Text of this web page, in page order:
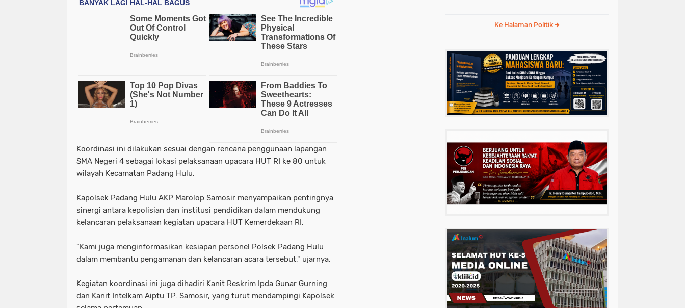
Koordinasi ini dilakukan sesuai dengan rencana penggunaan lapangan
SMA Negeri 4 sebagai lokasi pelaksanaan upacara HUT RI ke 80 untuk
wilayah Kecamatan Padang Hulu.
Kapolsek Padang Hulu AKP Marolop Samosir menyampaikan pentingnya
sinergi antara kepolisian dan institusi pendidikan dalam mendukung
kelancaran pelaksanaan kegiatan upacara HUT Kemerdekaan RI.
"Kami juga menginformasikan kesiapan personel Polsek Padang Hulu
dalam membantu pengamanan dan kelancaran acara tersebut," ujarnya.
Kegiatan koordinasi ini juga dihadiri Kanit Reskrim Ipda Gunar Gurning
dan Kanit Intelkam Aiptu TP. Samosir, yang turut mendampingi Kapolsek
Ke Halaman Politik